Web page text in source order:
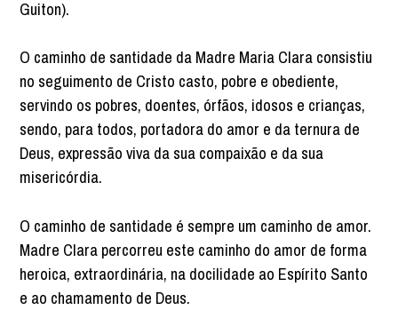
Guiton).
O caminho de santidade da Madre Maria Clara consistiu
no seguimento de Cristo casto, pobre e obediente,
servindo os pobres, doentes, órfãos, idosos e crianças,
sendo, para todos, portadora do amor e da ternura de
Deus, expressão viva da sua compaixão e da sua
misericórdia.
O caminho de santidade é sempre um caminho de amor.
Madre Clara percorreu este caminho do amor de forma
heroica, extraordinária, na docilidade ao Espírito Santo
e ao chamamento de Deus.